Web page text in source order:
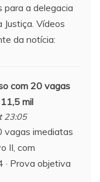
para a delegacia
Vídeos
da notícia:
com 20 vagas
mil
23:05
vagas imediatas
II, com
Prova objetiva